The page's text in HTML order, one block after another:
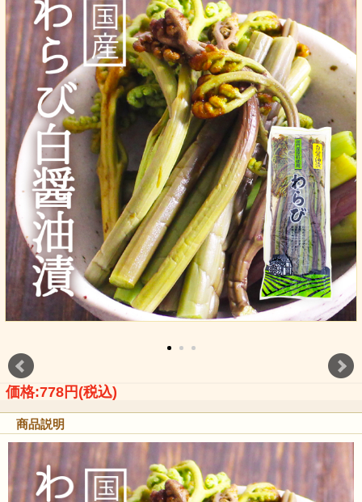
価格:778円(税込)
商品説明